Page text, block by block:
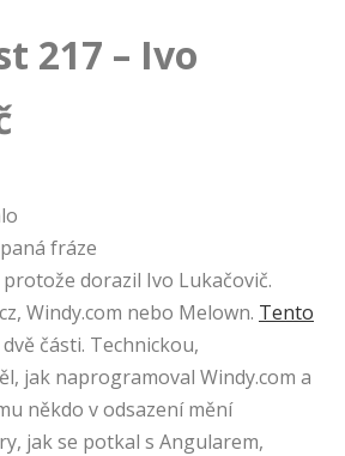
217 – Ivo
fráze
dorazil Ivo Lukačovič.
Windy.com nebo Melown. Tento
části. Technickou,
jak naprogramoval Windy.com a
někdo v odsazení mění
jak se potkal s Angularem,